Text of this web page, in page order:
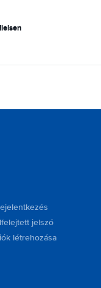
jelszó
létrehozása